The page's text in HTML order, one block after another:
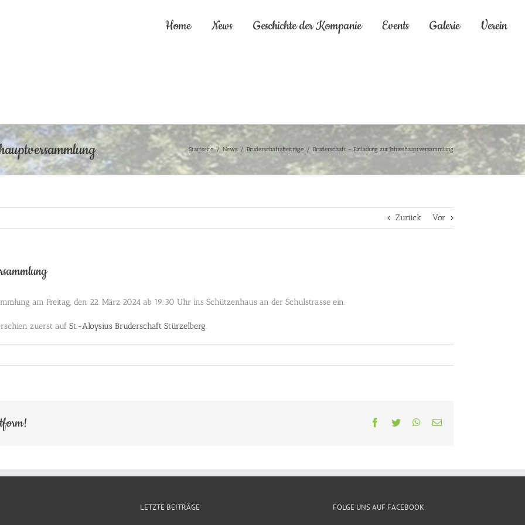
Home News Geschichte der Kompanie Events Galerie Verein
Startseite / News / Bruderschaftsbeiträge / Bruderschaft – Einladung zur Jahreshauptversammlung
Zurück Vor
am Freitag, den 22. März 2024 ab 19:30 Uhr ins Schützenhaus an der Schulstrasse ein.
zuerst auf St.-Aloysius Bruderschaft Stürzelberg.
Facebook
Twitter WhatsApp
E-
LETZTE BEITRÄGE FOLGE UNS AUF FACEBOOK